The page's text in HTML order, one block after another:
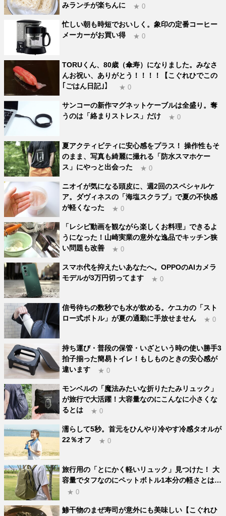
みランチが楽ちんに
★ 0
忙しい朝も時短でおいしく。象印の定番コーヒー
メーカーがお買い得
★ 0
TORUくん、80歳（傘寿）になりました。みなさ
んお祝い、ありがとう！！！！【こぐれひでこの
｢ごはん日記｣】
★ 0
サンコーの新作マグネットケーブルは全盛り。奪
うのは「絡まりストレス」だけ
★ 0
夏アクティビティに安心感をプラス！ 操作性もそ
のまま、写真も綺麗に撮れる「防水スマホケー
ス」にやっと出会った
★ 0
ニオイが気になる頭皮に、週2回のスペシャルケ
ア。ダヴィネスの「海塩スクラブ」で夏の不快感
が軽くなった
★ 0
「レシピ動画を観ながら楽しくお料理」できるよ
うになった！山崎実業の意外な逸品でキッチン狭
い問題も改善
★ 0
スマホ代を抑えたいあなたへ。OPPOのAIカメラ
モデルが3万円切ってます
★ 0
信号待ちの数秒でも水が飲める。ケユカの「スト
ロー式ボトル」が夏の通勤に手放せません
★ 0
持ち運び・普段の保管・いざという時の使い勝手3
拍子揃った簡易トイレ！もしものときの安心感が
違います
★ 0
モンベルの「魔法みたいな折りたたみリュック」
が旅行で大活躍！大容量なのにこんなに小さくな
るとは
★ 0
濡らして5秒。首元をひんやり冷やす冷感タオルが
22％オフ
★ 0
旅行用の「とにかく軽いリュック」見つけた！ 大
容量でタフなのにペットボトル1本分の軽さとは…
★ 0
鯵干物のまぜ寿司が意外にも美味しい【こぐれひ